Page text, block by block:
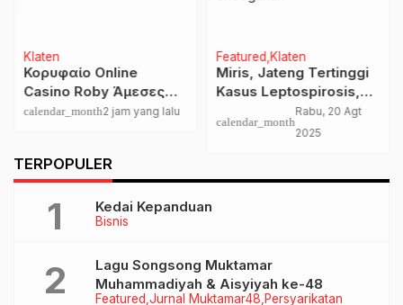
Klaten
Κορυφαίο Online
Casino Roby Άμεσες
Πληρωμές
calendar_month2 jam yang lalu
Featured Klaten
Miris, Jateng Tertinggi
Kasus Leptospirosis,
Kadarwati F-PDI P Ikut
Lakukan Langkah
calendar_month
Rabu, 20 Agt
2025
TERPOPULER
Bisnis
Kedai Kepanduan
Featured Jurnal Muktamar48 Persyarikatan
Lagu Songsong Muktamar
Muhammadiyah & Aisyiyah ke-48